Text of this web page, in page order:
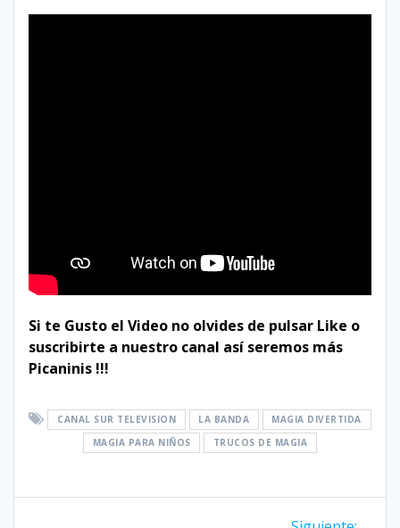
Si te Gusto el Video no olvides de pulsar Like o
suscribirte a nuestro canal así seremos más
Picaninis !!!
CANAL SUR TELEVISION LA BANDA
MAGIA DIVERTIDA
MAGIA PARA NIÑOS
TRUCOS DE MAGIA